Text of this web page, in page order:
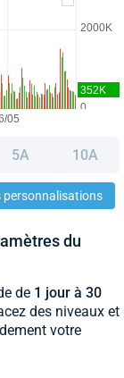
5A 10A
personnalisations
du
de 1 jour à 30
des niveaux et
votre